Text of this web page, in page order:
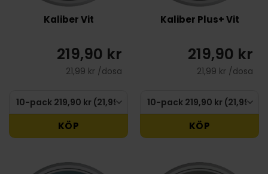
Kaliber Vit
219,90 kr
21,99 kr /dosa
KÖP
Kaliber Plus+ Vit
219,90 kr
21,99 kr /dosa
KÖP